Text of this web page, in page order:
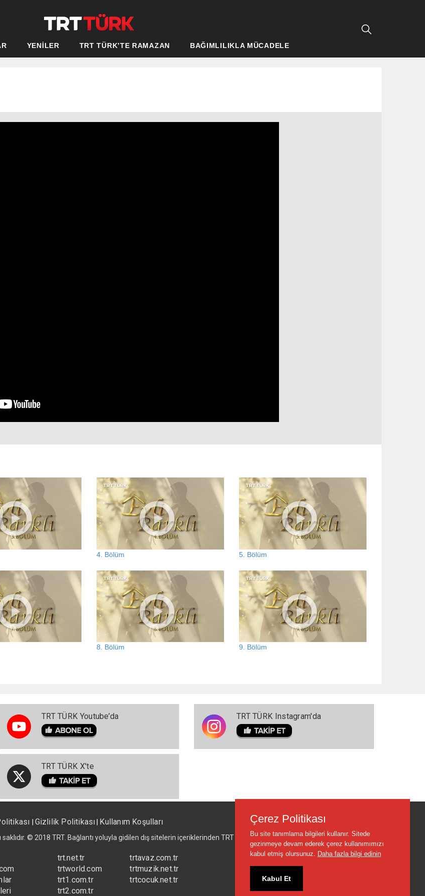
YENİLER TRT TÜRK’TE RAMAZAN BAĞIMLILIKLA MÜCADELE
4. Bölüm 5. Bölüm
8. Bölüm 9. Bölüm
TRT TÜRK Youtube’da
TRT TÜRK X'te
TRT TÜRK Instagram'da
Gizlilik Politikası Kullanım Koşulları
saklıdır. © 2018 TRT. Bağlantı yoluyla gidilen dış sitelerin içeriklerinden TRT sorumlu değildir.
trt.net.tr
trtworld.com
trt1.com.tr
trt2.com.tr
trtavaz.com.tr
trtmuzik.net.tr
trtcocuk.net.tr
Çerez Politikası
Bu site tanımlama bilgileri kullanır. Sitede
gezinmeye devam ederek çerez kullanımımızı
kabul etmiş olursunuz. Daha fazla bilgi edinin
Kabul Et